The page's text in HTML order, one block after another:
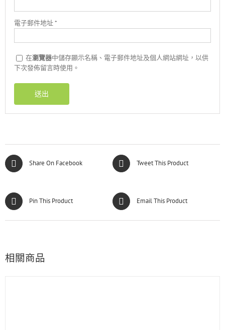
電子郵件地址*
在瀏覽器中儲存顯示名稱、電子郵件地址及個人網站網址，以供
下次發佈留言時使用。
Share On Facebook Tweet This Product
Pin This Product Email This Product
相關商品